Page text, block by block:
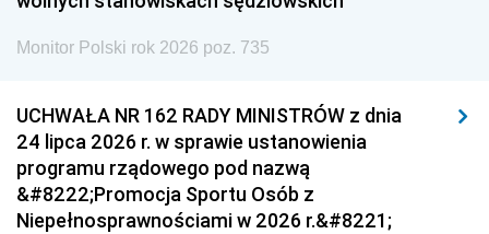
Monitor Polski rok 2026 poz. 735
UCHWAŁA NR 162 RADY MINISTRÓW z dnia
24 lipca 2026 r. w sprawie ustanowienia
programu rządowego pod nazwą
&#8222;Promocja Sportu Osób z
Niepełnosprawnościami w 2026 r.&#8221;